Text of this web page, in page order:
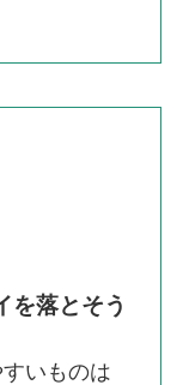
落とそう
いものは